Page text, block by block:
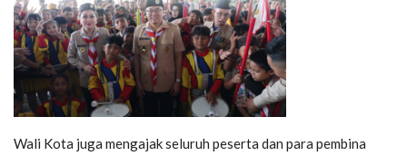
Wali Kota juga mengajak seluruh peserta dan para pembina